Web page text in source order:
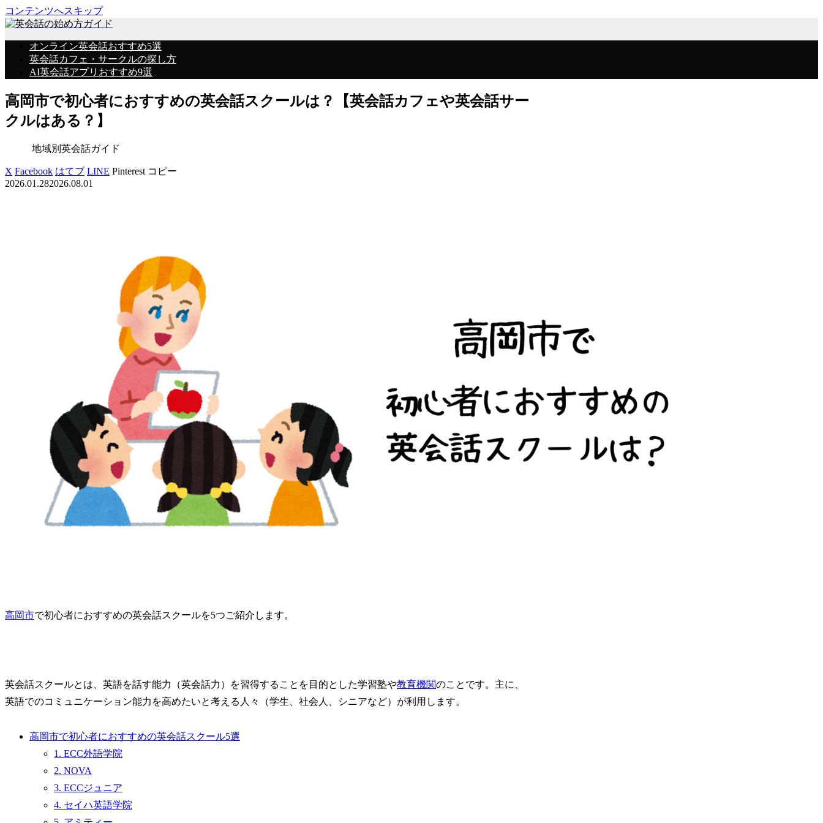
コンテンツへスキップ
オンライン英会話おすすめ5選
英会話カフェ・サークルの探し方
AI英会話アプリおすすめ9選
高岡市で初心者におすすめの英会話スクールは？【英会話カフェや英会話サー
クルはある？】
地域別英会話ガイド
X Facebook はてブ LINE Pinterest コピー
2026.01.282026.08.01
高岡市で初心者におすすめの英会話スクールを5つご紹介します。
英会話スクールとは、英語を話す能力（英会話力）を習得することを目的とした学習塾や教育機関のことです。主に、
英語でのコミュニケーション能力を高めたいと考える人々（学生、社会人、シニアなど）が利用します。
高岡市で初心者におすすめの英会話スクール5選
1. ECC外語学院
2. NOVA
3. ECCジュニア
4. セイハ英語学院